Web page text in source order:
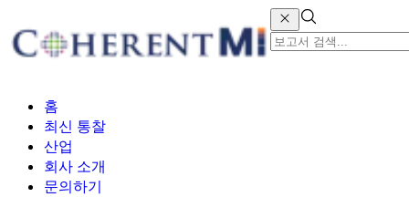
홈
최신 통찰
산업
회사 소개
문의하기